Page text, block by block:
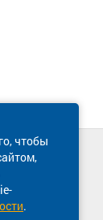
чтобы
.